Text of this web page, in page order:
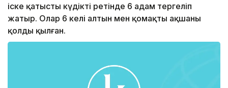
іске қатысты күдікті ретінде 6 адам тергеліп
жатыр. Олар 6 келі алтын мен қомақты ақшаны
қолды қылған.